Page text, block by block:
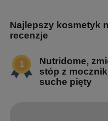
Najlepszy kosmetyk
recenzje
Nutridome,
stóp z
suche pięty